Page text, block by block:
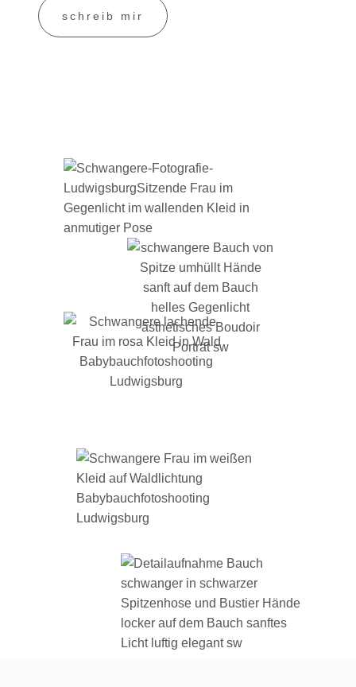
schreib mir